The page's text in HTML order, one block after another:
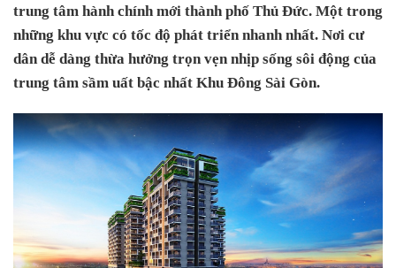
trung tâm hành chính mới thành phố Thủ Đức. Một trong
những khu vực có tốc độ phát triển nhanh nhất. Nơi cư
dân dễ dàng thừa hưởng trọn vẹn nhịp sống sôi động của
trung tâm sầm uất bậc nhất Khu Đông Sài Gòn.